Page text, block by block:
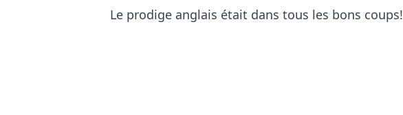
Le prodige anglais était dans tous les bons coups!